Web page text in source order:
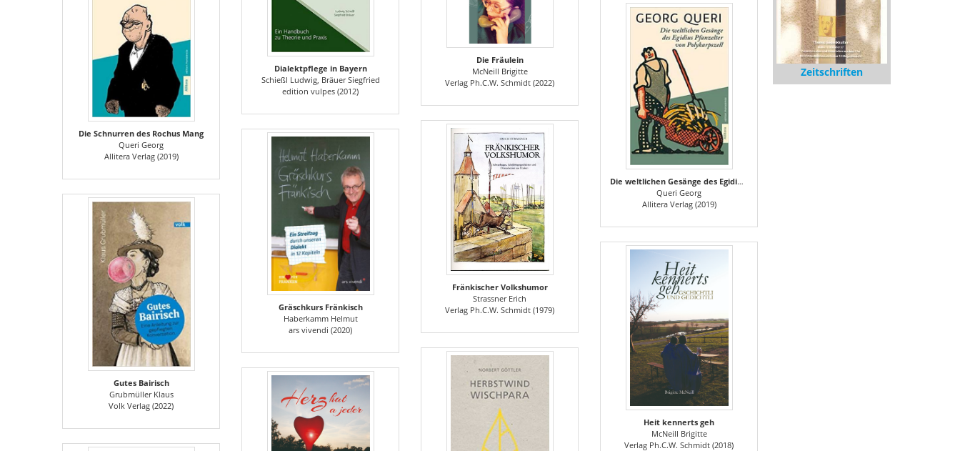
Dialektpflege in Bayern
Schießl Ludwig, Bräuer Siegfried
edition vulpes (2012)
Die Fräulein
McNeill Brigitte
Verlag Ph.C.W. Schmidt (2022)
Die Schnurren des Rochus Mang
Queri Georg
Allitera Verlag (2019)
Die weltlichen Gesänge des Egidius Pfanzelter zu Polykarpszell
Queri Georg
Allitera Verlag (2019)
Fränkischer Volkshumor
Strassner Erich
Verlag Ph.C.W. Schmidt (1979)
Gräschkurs Fränkisch
Haberkamm Helmut
ars vivendi (2020)
Gutes Bairisch
Grubmüller Klaus
Volk Verlag (2022)
Heit kennerts geh
McNeill Brigitte
Verlag Ph.C.W. Schmidt (2018)